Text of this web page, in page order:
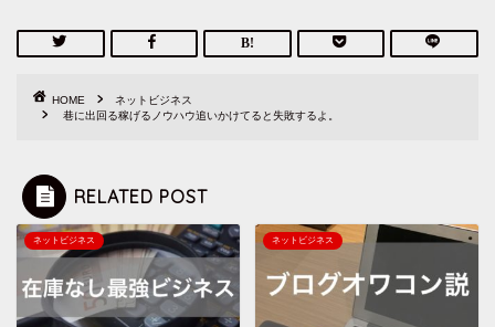
HOME
ネットビジネス
巷に出回る稼げるノウハウ追いかけてると失敗するよ。
RELATED POST
ネットビジネス ネットビジネス